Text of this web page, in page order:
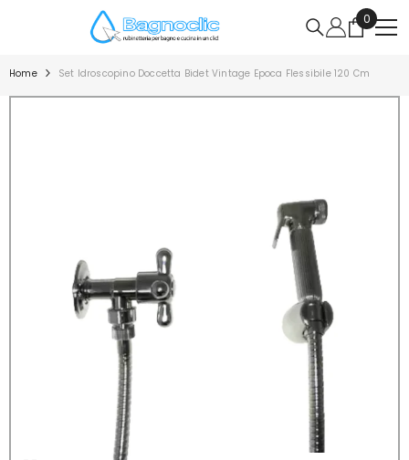
0
0
articoli
Home Set Idroscopino Doccetta Bidet Vintage Epoca Flessibile 120 Cm